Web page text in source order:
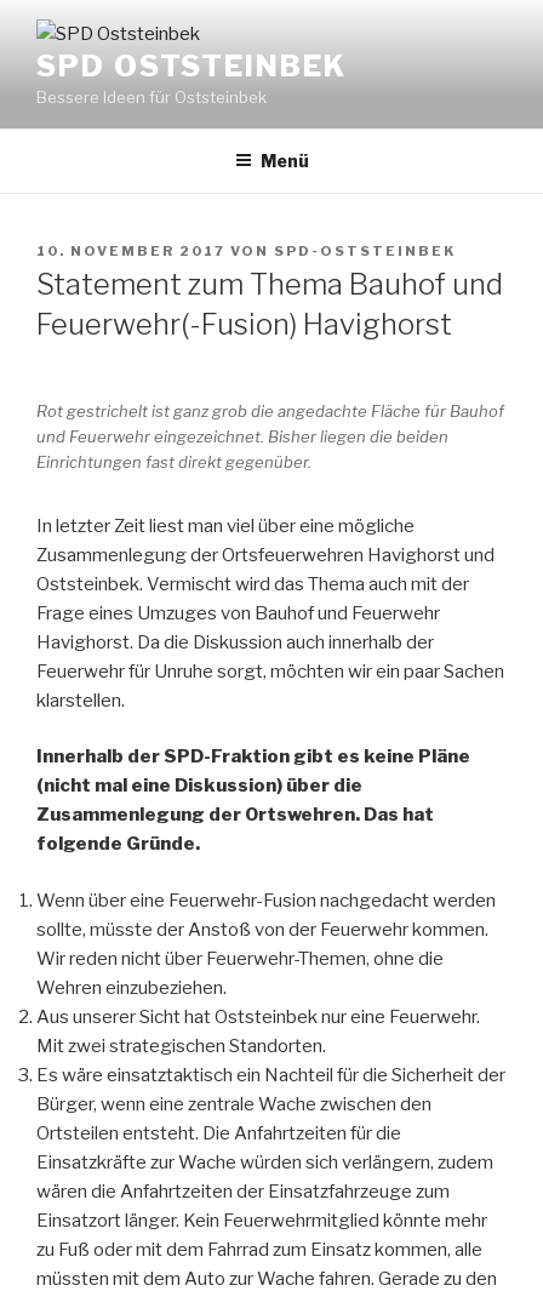
Inhalt
springenSPD OSTSTEINBEK
Bessere Ideen für Oststeinbek
Menü
VERÖFFENTLICHT
AM
10. NOVEMBER 2017 VON SPD-OSTSTEINBEK
Statement zum Thema Bauhof und
Feuerwehr(-Fusion) Havighorst
Rot gestrichelt ist ganz grob die angedachte Fläche für Bauhof
und Feuerwehr eingezeichnet. Bisher liegen die beiden
Einrichtungen fast direkt gegenüber.
In letzter Zeit liest man viel über eine mögliche
Zusammenlegung der Ortsfeuerwehren Havighorst und
Oststeinbek. Vermischt wird das Thema auch mit der
Frage eines Umzuges von Bauhof und Feuerwehr
Havighorst. Da die Diskussion auch innerhalb der
Feuerwehr für Unruhe sorgt, möchten wir ein paar Sachen
klarstellen.
Innerhalb der SPD-Fraktion gibt es keine Pläne
(nicht mal eine Diskussion) über die
Zusammenlegung der Ortswehren. Das hat
folgende Gründe.
Wenn über eine Feuerwehr-Fusion nachgedacht werden
sollte, müsste der Anstoß von der Feuerwehr kommen.
Wir reden nicht über Feuerwehr-Themen, ohne die
Wehren einzubeziehen.
Aus unserer Sicht hat Oststeinbek nur eine Feuerwehr.
Mit zwei strategischen Standorten.
Es wäre einsatztaktisch ein Nachteil für die Sicherheit der
Bürger, wenn eine zentrale Wache zwischen den
Ortsteilen entsteht. Die Anfahrtzeiten für die
Einsatzkräfte zur Wache würden sich verlängern, zudem
wären die Anfahrtzeiten der Einsatzfahrzeuge zum
Einsatzort länger. Kein Feuerwehrmitglied könnte mehr
zu Fuß oder mit dem Fahrrad zum Einsatz kommen, alle
müssten mit dem Auto zur Wache fahren. Gerade zu den